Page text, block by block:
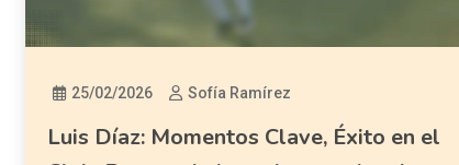
25/02/2026 Sofía Ramírez
Luis Díaz: Momentos Clave, Éxito en el